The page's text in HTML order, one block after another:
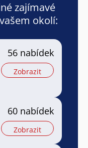
zajímavé
okolí:
56 nabídek
Zobrazit
60 nabídek
Zobrazit